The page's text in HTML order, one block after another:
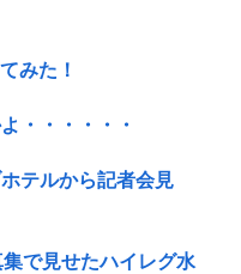
みた！
・・・・・・
テルから記者会見
集で見せたハイレグ水